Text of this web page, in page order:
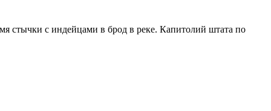
стычки с индейцами в брод в реке. Капитолий штата по